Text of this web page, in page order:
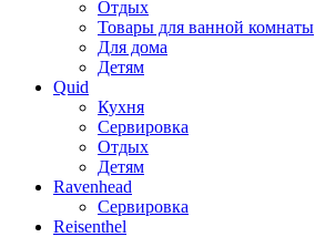
Отдых
Товары для ванной комнаты
Для дома
Детям
Quid
Кухня
Сервировка
Отдых
Детям
Ravenhead
Сервировка
Reisenthel